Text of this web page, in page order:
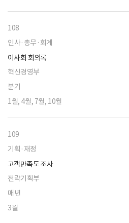
108
인사·총무·회계
이사회 회의록
혁신경영부
분기
1월, 4월, 7월, 10월
109
기획·재정
고객만족도 조사
전략기획부
매년
3월